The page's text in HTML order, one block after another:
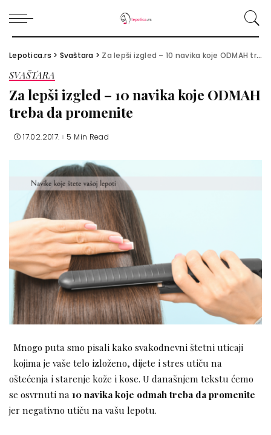
Lepotica.rs > Svaštara > Za lepši izgled – 10 navika koje ODMAH treba da promenite
SVAŠTARA
Za lepši izgled – 10 navika koje ODMAH
treba da promenite
17.02.2017. 5 Min Read
Mnogo puta smo pisali kako svakodnevni štetni uticaji
kojima je vaše telo izloženo, dijete i stres utiču na
oštećenja i starenje kože i kose. U današnjem tekstu ćemo
se osvrnuti na 10 navika koje odmah treba da promenite
jer negativno utiču na vašu lepotu.